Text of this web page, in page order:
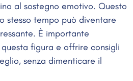
al sostegno emotivo. Questo
stesso tempo può diventare
È importante
figura e offrire consigli
senza dimenticare il